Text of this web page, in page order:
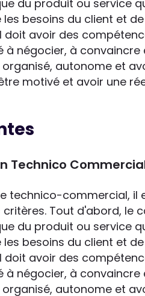
du produit ou service
besoins du client et
doit avoir des
à négocier, à convaincre
autonome et
motivé et avoir une
Technico
technico-commercial, il
Tout d'abord, le
du produit ou service
besoins du client et
doit avoir des
à négocier, à convaincre
autonome et